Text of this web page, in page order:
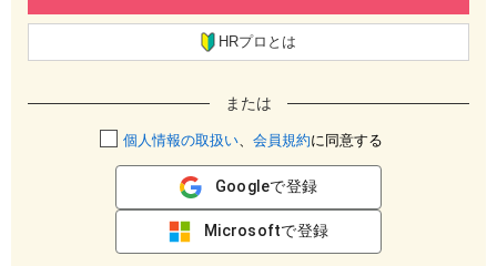
HRプロとは
または
個人情報の取扱い 会員規約に同意する
Googleで登録
Microsoftで登録